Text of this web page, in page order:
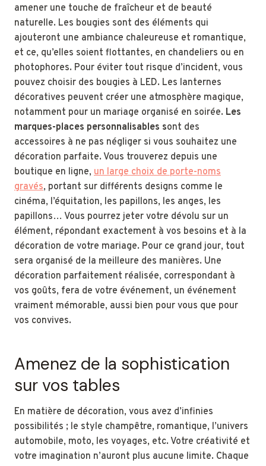
amener une touche de fraîcheur et de beauté
naturelle. Les bougies sont des éléments qui
ajouteront une ambiance chaleureuse et romantique,
et ce, qu’elles soient flottantes, en chandeliers ou en
photophores. Pour éviter tout risque d’incident, vous
pouvez choisir des bougies à LED. Les lanternes
décoratives peuvent créer une atmosphère magique,
notamment pour un mariage organisé en soirée. Les
marques-places personnalisables sont des
accessoires à ne pas négliger si vous souhaitez une
décoration parfaite. Vous trouverez depuis une
boutique en ligne, un large choix de porte-noms
gravés, portant sur différents designs comme le
cinéma, l’équitation, les papillons, les anges, les
papillons… Vous pourrez jeter votre dévolu sur un
élément, répondant exactement à vos besoins et à la
décoration de votre mariage. Pour ce grand jour, tout
sera organisé de la meilleure des manières. Une
décoration parfaitement réalisée, correspondant à
vos goûts, fera de votre événement, un événement
vraiment mémorable, aussi bien pour vous que pour
vos convives.
Amenez de la sophistication
sur vos tables
En matière de décoration, vous avez d’infinies
possibilités ; le style champêtre, romantique, l’univers
automobile, moto, les voyages, etc. Votre créativité et
votre imagination n’auront plus aucune limite. Chaque